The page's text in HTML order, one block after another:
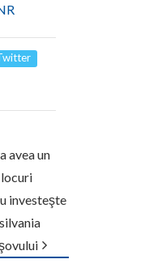
avea un
locuri
investeşte